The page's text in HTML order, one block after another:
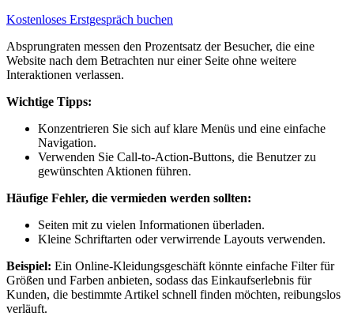
Kostenloses Erstgespräch buchen
Absprungraten messen den Prozentsatz der Besucher, die eine
Website nach dem Betrachten nur einer Seite ohne weitere
Interaktionen verlassen.
Wichtige Tipps:
Konzentrieren Sie sich auf klare Menüs und eine einfache
Navigation.
Verwenden Sie Call-to-Action-Buttons, die Benutzer zu
gewünschten Aktionen führen.
Häufige Fehler, die vermieden werden sollten:
Seiten mit zu vielen Informationen überladen.
Kleine Schriftarten oder verwirrende Layouts verwenden.
Beispiel: Ein Online-Kleidungsgeschäft könnte einfache Filter für
Größen und Farben anbieten, sodass das Einkaufserlebnis für
Kunden, die bestimmte Artikel schnell finden möchten, reibungslos
verläuft.